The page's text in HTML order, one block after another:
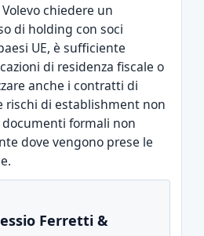
chiedere un
di holding con soci
UE, è sufficiente
di residenza fiscale o
anche i contratti di
rischi di establishment non
formali non
dove vengono prese le
Ferretti &